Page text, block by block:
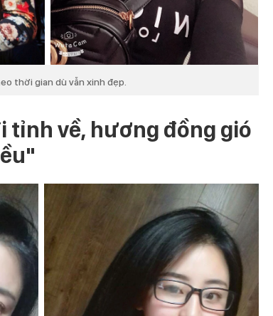
thời gian dù vẫn xinh đẹp.
tỉnh về, hương đồng gió